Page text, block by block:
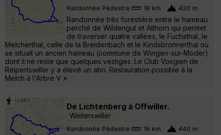
Randonnée Pédestre 18 km 420 m
Randonnée très forestière entre le hameau
perché de Wildengut et Althorn qui permet
de traverser quatre vallées, le Fuchsthal, le
Melcherthal, celle de la Breidenbach et le Kindsbronnerthal où
se situait un ancien hameau (commune de Wingen-sur-Moder)
dont il ne reste que quelques vestiges. Le Club Vosgien de
Reipertswiller y a élevé un abri. Restauration possible à la
Melch à l'Arbre V »
De Lichtenberg à Offwiller.
Weiterswiller
Randonnée Pédestre 16 km 440 m